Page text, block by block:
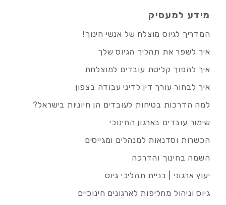
מידע למעסיק
המדריך לגיוס מוצלח של אנשי חינוך!
איך לשפר את תהליך הגיוס שלך
איך להפוך קליטת עובדים למוצלחת
איך לבחור עורך דין לדיני עבודה בצפון
למה הדרכות בטיחות לעובדים הן חיוניות בישראל?
שימור עובדים בארגון החינוכי
הכשרות וסדנאות למנהלים ומגייסים
השמה בחינוך והדרכה
יעוץ ארגוני | בניית תהליכי גיוס
גיוס וניהול מחליפות לארגונים חינוכיים